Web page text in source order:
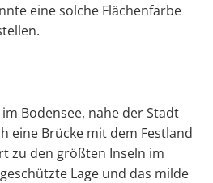
eine solche Flächenfarbe
Bodensee, nahe der Stadt
eine Brücke mit dem Festland
zu den größten Inseln im
Lage und das milde